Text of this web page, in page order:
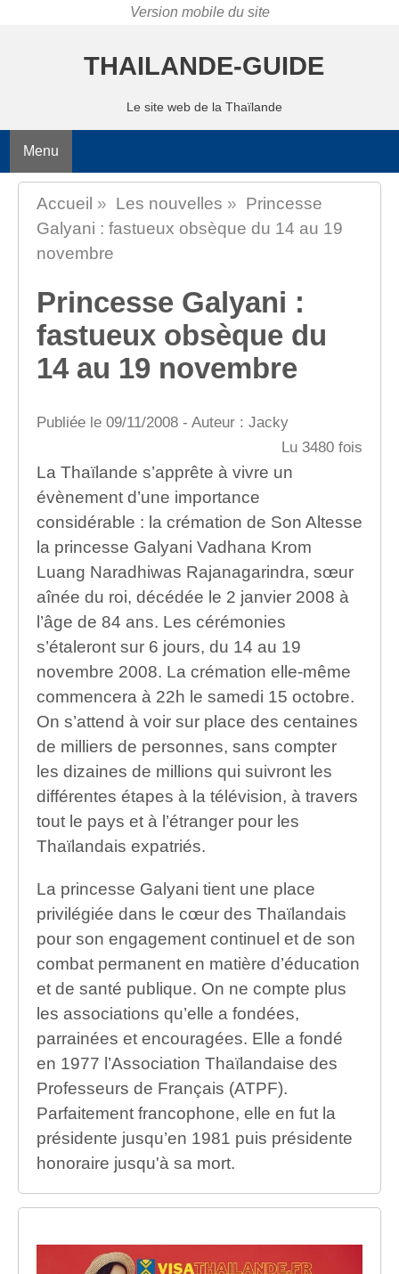
THAILANDE-GUIDE
Le site web de la Thaïlande
Menu
Accueil » Les nouvelles » Princesse
Galyani : fastueux obsèque du 14 au 19
novembre
Princesse Galyani :
fastueux obsèque du
14 au 19 novembre
Publiée le 09/11/2008 - Auteur : Jacky
Lu 3480 fois
La Thaïlande s’apprête à vivre un
évènement d’une importance
considérable : la crémation de Son Altesse
la princesse Galyani Vadhana Krom
Luang Naradhiwas Rajanagarindra, sœur
aînée du roi, décédée le 2 janvier 2008 à
l’âge de 84 ans. Les cérémonies
s’étaleront sur 6 jours, du 14 au 19
novembre 2008. La crémation elle-même
commencera à 22h le samedi 15 octobre.
On s’attend à voir sur place des centaines
de milliers de personnes, sans compter
les dizaines de millions qui suivront les
différentes étapes à la télévision, à travers
tout le pays et à l’étranger pour les
Thaïlandais expatriés.
La princesse Galyani tient une place
privilégiée dans le cœur des Thaïlandais
pour son engagement continuel et de son
combat permanent en matière d’éducation
et de santé publique. On ne compte plus
les associations qu’elle a fondées,
parrainées et encouragées. Elle a fondé
en 1977 l’Association Thaïlandaise des
Professeurs de Français (ATPF).
Parfaitement francophone, elle en fut la
présidente jusqu’en 1981 puis présidente
honoraire jusqu'à sa mort.